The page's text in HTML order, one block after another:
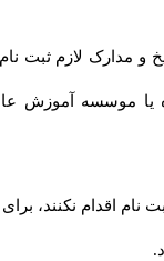
لازم ثبت نام از
یا موسسه آموزش عالی
نکنند، برای آن